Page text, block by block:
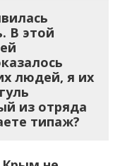
людей, я их
из отряда
типаж?
не
потому что
нужный